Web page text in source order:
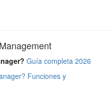
Guía completa 2026
Funciones y